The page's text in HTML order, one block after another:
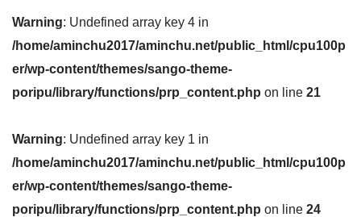
Warning: Undefined array key 4 in
/home/aminchu2017/aminchu.net/public_html/cpu100p
er/wp-content/themes/sango-theme-
poripu/library/functions/prp_content.php on line 21
Warning: Undefined array key 1 in
/home/aminchu2017/aminchu.net/public_html/cpu100p
er/wp-content/themes/sango-theme-
poripu/library/functions/prp_content.php on line 24